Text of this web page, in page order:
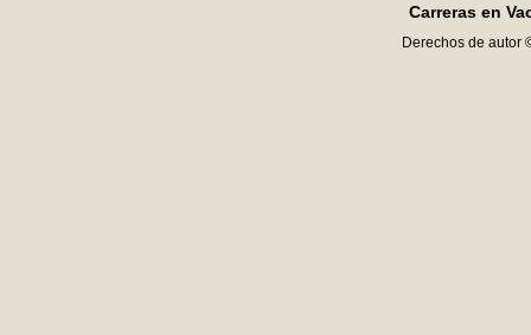
Carreras en
Derechos de autor